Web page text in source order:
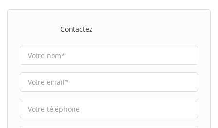
Contactez